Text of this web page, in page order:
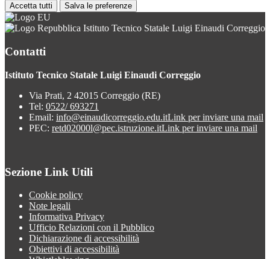
Accetta tutti Salva le preferenze
Istituto Tecnico Statale Luigi Einaudi Correggio
Contatti
Istituto Tecnico Statale Luigi Einaudi Correggio
Via Prati, 2 42015 Correggio (RE)
Tel: 0522/ 693271
Email: info@einaudicorreggio.edu.itLink per inviare una mail
PEC: retd02000l@pec.istruzione.itLink per inviare una mail
Sezione Link Utili
Cookie policy
Note legali
Informativa Privacy
Ufficio Relazioni con il Pubblico
Dichiarazione di accessibilità
Obiettivi di accessibilità